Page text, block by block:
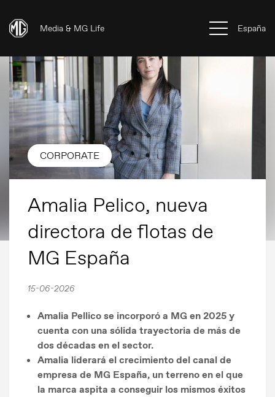
Media & MG Life España
CORPORATE
Amalia Pelico, nueva
directora de flotas de
MG España
15-06-2026
Amalia Pellico se incorporó a MG en 2025 y
cuenta con una sólida trayectoria de más de
dos décadas en el sector.
Amalia liderará el crecimiento del canal de
empresa de MG España, un terreno en el que
la marca aspita a conseguir los mismos éxitos